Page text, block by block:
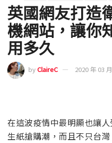
英國網友打造
機網站，讓你
用多久
byClaireC 2020 年 03
在這波疫情中最明顯也讓
生紙搶購潮，而且不只台